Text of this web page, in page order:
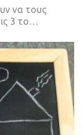
να τους
3 το…